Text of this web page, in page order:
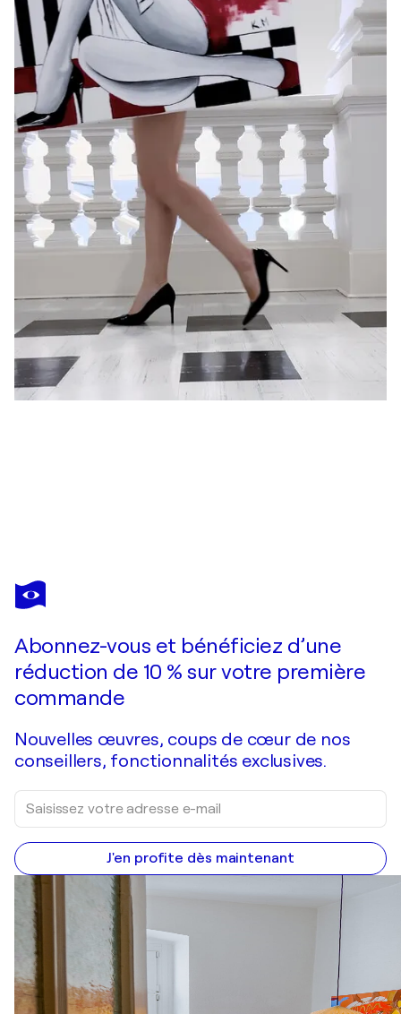
KRISTINA MALLEN
Too Much Stupid Talk, Not Enough Good Music
Abonnez-vous et bénéficiez d’une
réduction de 10 % sur votre première
commande
Nouvelles œuvres, coups de cœur de nos
conseillers, fonctionnalités exclusives.
J'en profite dès maintenant